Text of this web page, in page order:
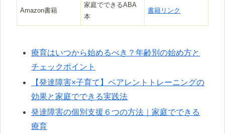
Amazon書籍
家庭でできるABA
本
書籍リンク
療育はいつから始めるべき？年齢別の始め方と
チェックポイント
【発達障害×子育て】ペアレントトレーニングの
効果と家庭でできる実践法
発達障害の個別支援６つの方法｜家庭でできる
療育